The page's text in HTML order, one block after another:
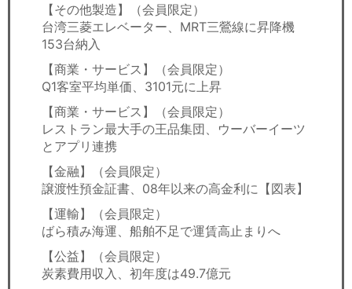
【その他製造】（会員限定）
台湾三菱エレベーター、MRT三鶯線に昇降機
153台納入
【商業・サービス】（会員限定）
Q1客室平均単価、3101元に上昇
【商業・サービス】（会員限定）
レストラン最大手の王品集団、ウーバーイーツ
とアプリ連携
【金融】（会員限定）
譲渡性預金証書、08年以来の高金利に【図表】
【運輸】（会員限定）
ばら積み海運、船舶不足で運賃高止まりへ
【公益】（会員限定）
炭素費用収入、初年度は49.7億元